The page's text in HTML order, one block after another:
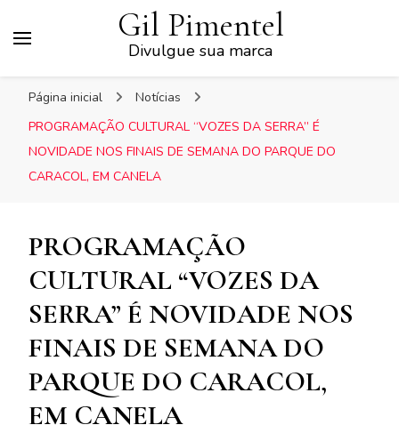
Gil Pimentel
Divulgue sua marca
Página inicial
Notícias
PROGRAMAÇÃO CULTURAL “VOZES DA SERRA” É
NOVIDADE NOS FINAIS DE SEMANA DO PARQUE DO
CARACOL, EM CANELA
PROGRAMAÇÃO
CULTURAL “VOZES DA
SERRA” É NOVIDADE NOS
FINAIS DE SEMANA DO
PARQUE DO CARACOL,
EM CANELA